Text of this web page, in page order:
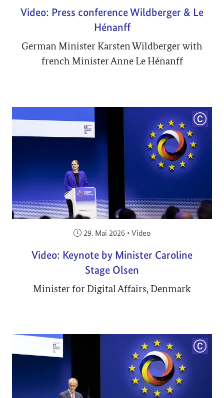
Video: Press conference Wildberger & Le
Hénanff
German Minister Karsten Wildberger with
french Minister Anne Le Hénanff
Veröffentlicht am:
29. Mai 2026 • Video
Video: Keynote by Minister Caroline
Stage Olsen
Minister for Digital Affairs, Denmark